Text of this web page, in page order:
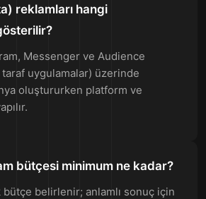
reklamları hangi
Messenger ve Audience
uygulamalar) üzerinde
oluştururken platform ve
bütçesi minimum ne kadar?
bütçe belirlenir; anlamlı sonuç için